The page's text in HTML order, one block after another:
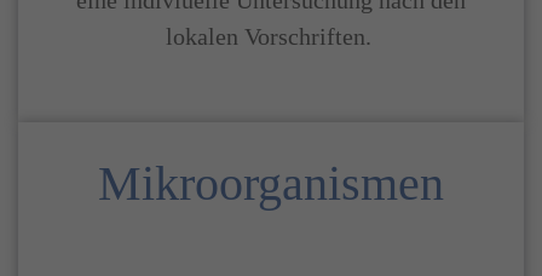
lokalen Vorschriften.
Mikroorganismen